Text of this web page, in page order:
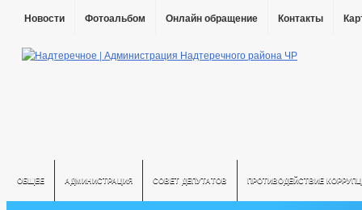
Новости Фотоальбом Онлайн обращение Контакты
ОБЩЕЕ АДМИНИСТРАЦИЯ СОВЕТ ДЕПУТАТОВ ПРОТИВОДЕЙСТВИЕ